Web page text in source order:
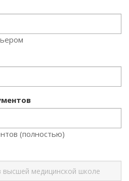
(полностью)